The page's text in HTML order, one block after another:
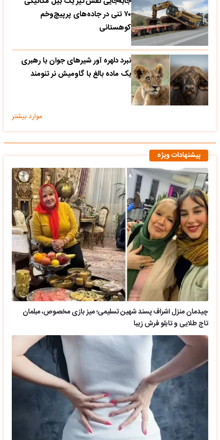
۷۰ تنی در جاده‌های پرپیچ‌وخم
کوهستانی
نبرد دلهره آور شیرهای جوان با رهبری
یک ماده بالغ با گاومیش نر تنومند
موارد بیشتر
پیشنهادات ویژه
چیدمان منزل اشراف پسند شهین تسلیمی؛ میز بازی مخصوص، مبلمان
تاج طلایی و تابلو فرش زیبا